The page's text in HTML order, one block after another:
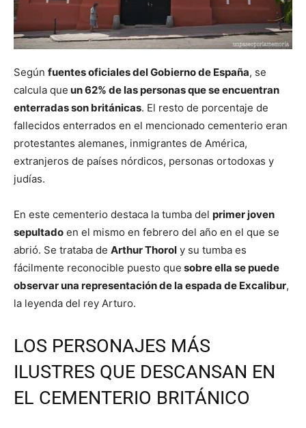
Según fuentes oficiales del Gobierno de España, se
calcula que un 62% de las personas que se encuentran
enterradas son británicas. El resto de porcentaje de
fallecidos enterrados en el mencionado cementerio eran
protestantes alemanes, inmigrantes de América,
extranjeros de países nórdicos, personas ortodoxas y
judías.
En este cementerio destaca la tumba del primer joven
sepultado en el mismo en febrero del año en el que se
abrió. Se trataba de Arthur Thorol y su tumba es
fácilmente reconocible puesto que sobre ella se puede
observar una representación de la espada de Excalibur,
la leyenda del rey Arturo.
LOS PERSONAJES MÁS
ILUSTRES QUE DESCANSAN EN
EL CEMENTERIO BRITÁNICO